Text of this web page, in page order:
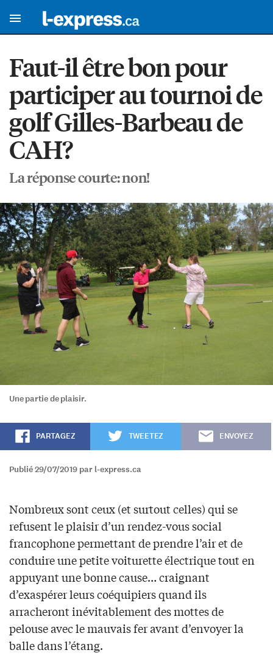
Faut-il être bon pour
participer au tournoi de
golf Gilles-Barbeau de
CAH?
La réponse courte: non!
Une partie de plaisir.
PARTAGEZ TWEETEZ ENVOYEZ
Publié 29/07/2019 par l-express.ca
Nombreux sont ceux (et surtout celles) qui se
refusent le plaisir d’un rendez-vous social
francophone permettant de prendre l’air et de
conduire une petite voiturette électrique tout en
appuyant une bonne cause… craignant
d’exaspérer leurs coéquipiers quand ils
arracheront inévitablement des mottes de
pelouse avec le mauvais fer avant d’envoyer la
balle dans l’étang.